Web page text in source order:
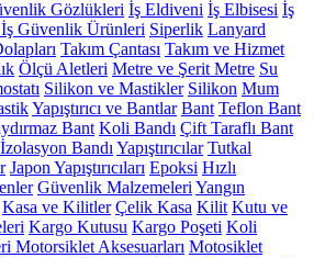
Gözlükleri İş Eldiveni İş Elbisesi İş
Güvenlik Ürünleri Siperlik Lanyard
Takım Çantası Takım ve Hizmet
Ölçü Aletleri Metre ve Şerit Metre Su
Silikon ve Mastikler Silikon Mum
Yapıştırıcı ve Bantlar Bant Teflon Bant
Bant Koli Bandı Çift Taraflı Bant
İzolasyon Bandı Yapıştırıcılar Tutkal
Japon Yapıştırıcıları Epoksi Hızlı
Güvenlik Malzemeleri Yangın
Kasa ve Kilitler Çelik Kasa Kilit Kutu ve
Kargo Kutusu Kargo Poşeti Koli
Motorsiklet Aksesuarları Motosiklet